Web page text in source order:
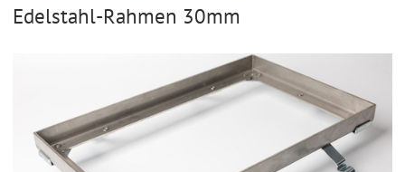
Edelstahl-Rahmen 30mm